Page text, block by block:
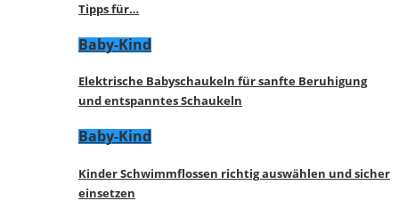
Tipps für…
Baby-Kind
Elektrische Babyschaukeln für sanfte Beruhigung
und entspanntes Schaukeln
Baby-Kind
Kinder Schwimmflossen richtig auswählen und sicher
einsetzen